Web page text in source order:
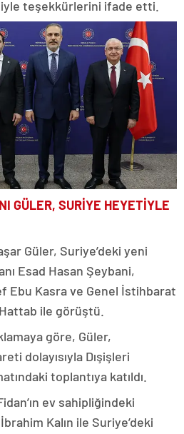
teşekkürlerini ifade etti.
GÜLER, SURİYE HEYETİYLE
Güler, Suriye’deki yeni
Esad Hasan Şeybani,
Ebu Kasra ve Genel İstihbarat
ile görüştü.
göre, Güler,
dolayısıyla Dışişleri
toplantıya katıldı.
ev sahipliğindeki
Kalın ile Suriye’deki